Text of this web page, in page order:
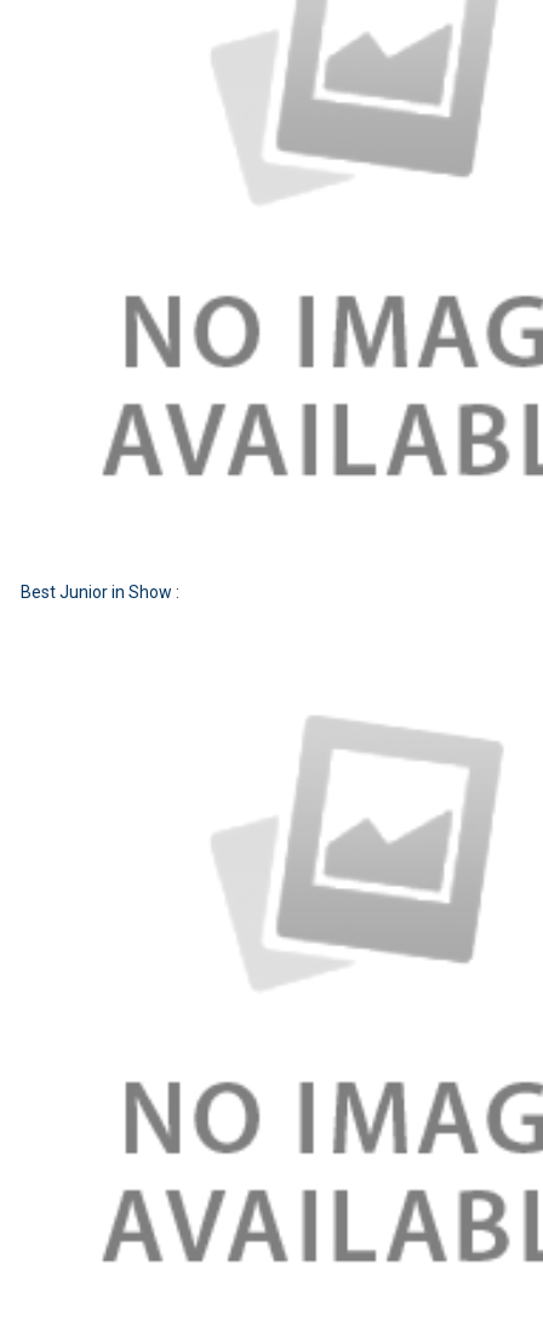
Best Junior in Show :